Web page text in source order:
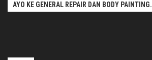
AYO KE GENERAL REPAIR DAN BODY PAINTING.